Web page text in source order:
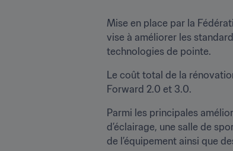
Mise en place par la
vise à améliorer les
technologies de pointe.
Le coût total de la
Forward 2.0 et 3.0.
Parmi les principales
d’éclairage, une salle de
de l’équipement ainsi que